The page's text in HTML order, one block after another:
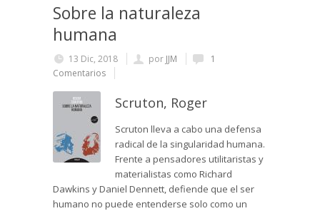
Sobre la naturaleza
humana
13 Dic, 2018 por JJM
1
Comentarios
Scruton, Roger
Scruton lleva a cabo una defensa
radical de la singularidad humana.
Frente a pensadores utilitaristas y
materialistas como Richard
Dawkins y Daniel Dennett, defiende que el ser
humano no puede entenderse solo como un